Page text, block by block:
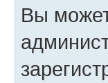
Вы